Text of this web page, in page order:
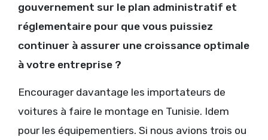
gouvernement sur le plan administratif et
réglementaire pour que vous puissiez
continuer à assurer une croissance optimale
à votre entreprise ?
Encourager davantage les importateurs de
voitures à faire le montage en Tunisie. Idem
pour les équipementiers. Si nous avions trois ou